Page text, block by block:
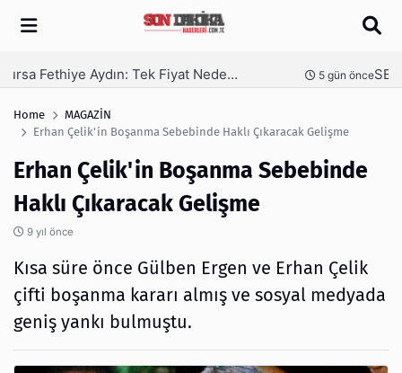
Arama 6 gün önce
Home
MAGAZİN
Erhan Çelik'in Boşanma Sebebinde Haklı Çıkaracak Gelişme
Erhan Çelik'in Boşanma Sebebinde
Haklı Çıkaracak Gelişme
9 yıl önce
Kısa süre önce Gülben Ergen ve Erhan Çelik
çifti boşanma kararı almış ve sosyal medyada
geniş yankı bulmuştu.